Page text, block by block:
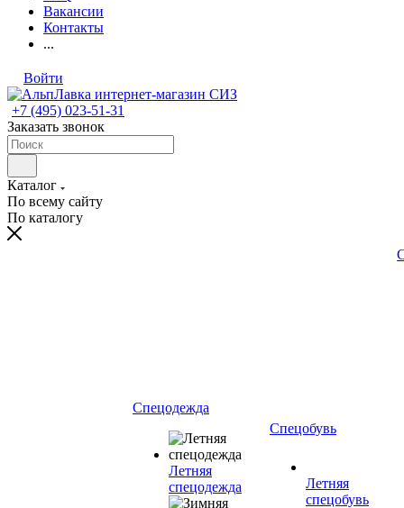
Вакансии
Контакты
...
Войти
+7 (495) 023-51-31
Заказать звонок
Каталог
По всему сайту
По каталогу
Спецодежда
Летняя
спецодежда
Спецобувь
Летняя
спецобувь